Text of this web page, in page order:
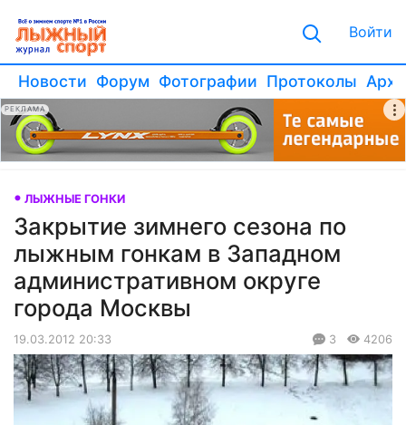
Войти
Новости Форум Фотографии Протоколы
РЕКЛАМА
ЛЫЖНЫЕ ГОНКИ
Закрытие зимнего сезона по
лыжным гонкам в Западном
административном округе
города Москвы
19.03.2012 20:33 3 4206